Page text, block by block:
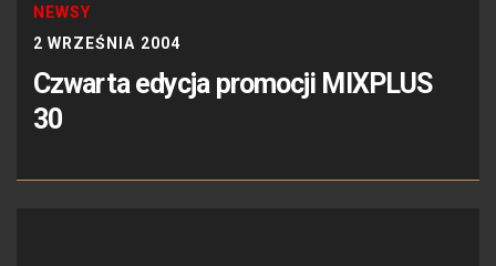
NEWSY
2 WRZEŚNIA 2004
Czwarta edycja promocji MIXPLUS
30